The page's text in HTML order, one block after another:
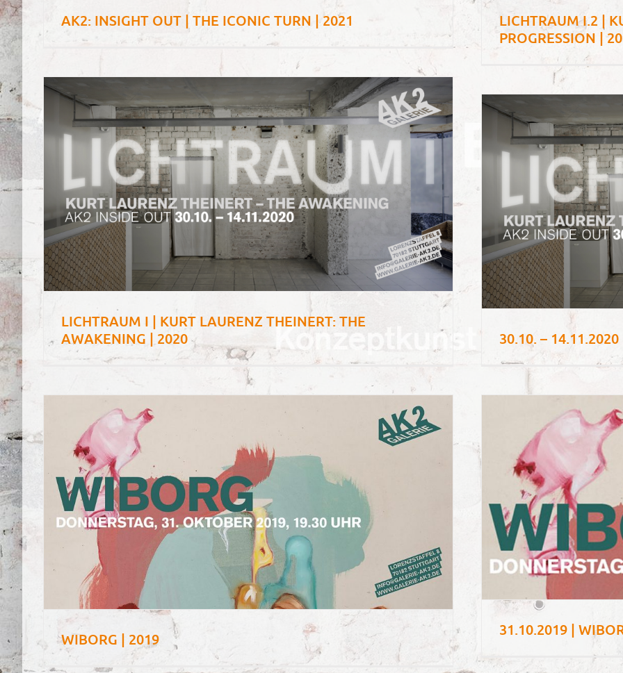
AK2: INSIGHT OUT | THE ICONIC TURN | 2021
LICHTRAUM I.2 |
PROGRESSION |
LICHTRAUM I | KURT LAURENZ THEINERT: THE
AWAKENING | 2020
30.10. –
WIBORG | 2019
31.10.2019 |